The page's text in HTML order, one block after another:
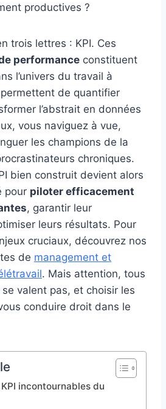
productives ?
trois lettres : KPI. Ces
performance constituent
l’univers du travail à
de quantifier
l’abstrait en données
vous naviguez à vue,
les champions de la
chroniques.
bien construit devient alors
pour piloter efficacement
, garantir leur
leurs résultats. Pour
cruciaux, découvrez nos
de management et
. Mais attention, tous
valent pas, et choisir les
conduire droit dans le
incontournables du